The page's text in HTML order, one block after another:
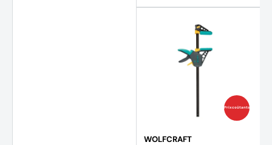
Prix coûtants
WOLFCRAFT